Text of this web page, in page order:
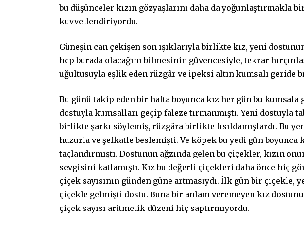
bu düşünceler kızın gözyaşlarını daha da yoğunlaştırmakla
kuvvetlendiriyordu.
Güneşin can çekişen son ışıklarıyla birlikte kız, yeni
hep burada olacağını bilmesinin güvencesiyle, tekrar
uğultusuyla eşlik eden rüzgâr ve ipeksi altın kumsalı geride
Bu günü takip eden bir hafta boyunca kız her gün bu kumsala
dostuyla kumsalları geçip faleze tırmanmıştı. Yeni dostuyla
birlikte şarkı söylemiş, rüzgâra birlikte fısıldamışlardı. Bu
huzurla ve şefkatle beslemişti. Ve köpek bu yedi gün boyunca
taçlandırmıştı. Dostunun ağzında gelen bu çiçekler, kızın
sevgisini katlamıştı. Kız bu değerli çiçekleri daha önce hiç
çiçek sayısının günden güne artmasıydı. İlk gün bir çiçekle,
çiçekle gelmişti dostu. Buna bir anlam veremeyen kız
çiçek sayısı aritmetik düzeni hiç saptırmıyordu.